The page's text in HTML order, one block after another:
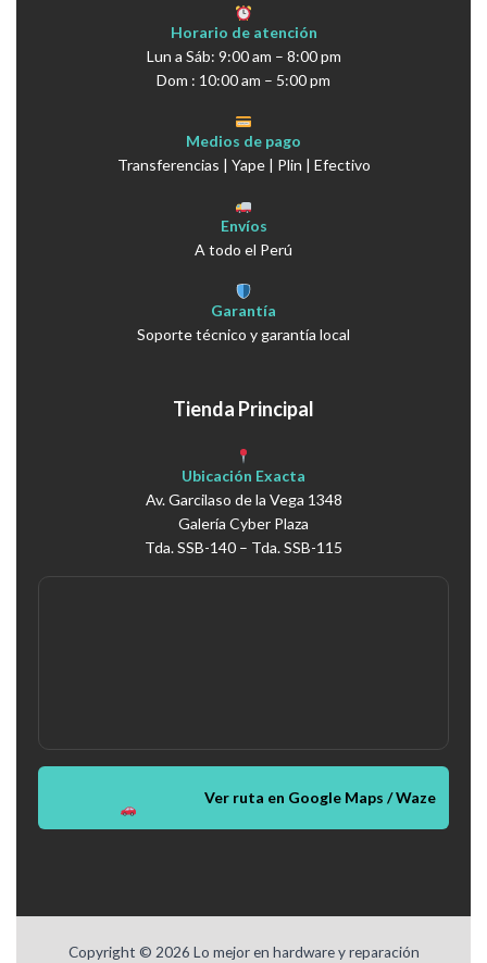
Horario de atención
Lun a Sáb: 9:00 am – 8:00 pm
Dom : 10:00 am – 5:00 pm
Medios de pago
Transferencias | Yape | Plin | Efectivo
Envíos
A todo el Perú
Garantía
Soporte técnico y garantía local
Tienda Principal
Ubicación Exacta
Av. Garcilaso de la Vega 1348
Galería Cyber Plaza
Tda. SSB-140 – Tda. SSB-115
Ver ruta en Google Maps / Waze
Copyright © 2026 Lo mejor en hardware y reparación